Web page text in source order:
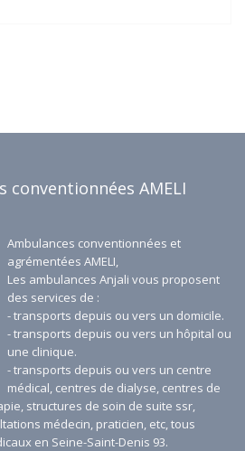
conventionnées AMELI
Ambulances conventionnées et
agrémentées AMELI,
Les ambulances Anjali vous proposent
des services de :
- transports depuis ou vers un domicile.
- transports depuis ou vers un hôpital ou
une clinique.
- transports depuis ou vers un centre
médical, centres de dialyse, centres de
structures de soin de suite ssr,
médecin, praticien, etc, tous
en Seine-Saint-Denis 93.